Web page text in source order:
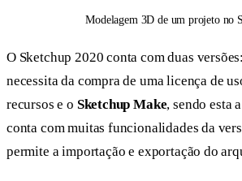
Modelagem 3D de um projeto no
O Sketchup 2020 conta com duas versões:
necessita da compra de uma licença de
recursos e o Sketchup Make, sendo esta
conta com muitas funcionalidades da
permite a importação e exportação do